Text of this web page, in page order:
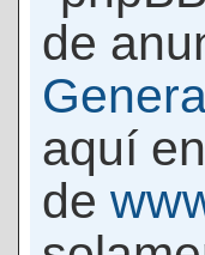
de
aquí
de